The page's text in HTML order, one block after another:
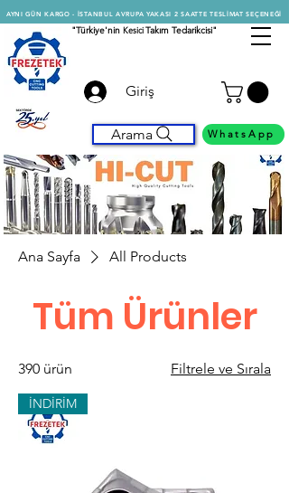
AYNI GÜN KARGO - İSTANBUL AVRUPA YAKASI 2 SAATTE TESLİMAT SEÇENEĞİ
"Türkiye'nin KesiciTakım Tedarikcisi"
Giriş
Arama WhatsApp
Ana Sayfa All Products
Tüm Ürünler
390 ürün Filtrele ve Sırala
İNDİRİM